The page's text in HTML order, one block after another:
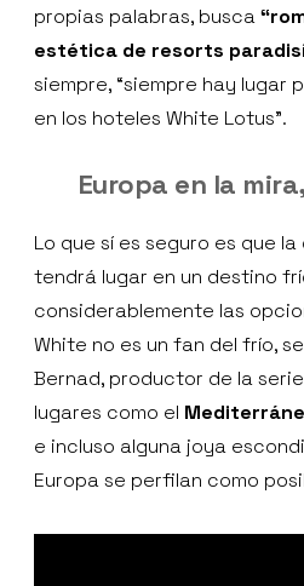
propias palabras, busca
estética de resorts
siempre, “siempre hay lugar
en los hoteles White Lotus”.
Europa en la
Lo que sí es seguro es que
tendrá lugar en un destino
considerablemente las
White no es un fan del frío,
Bernad, productor de la
lugares como el
e incluso alguna joya
Europa se perfilan como